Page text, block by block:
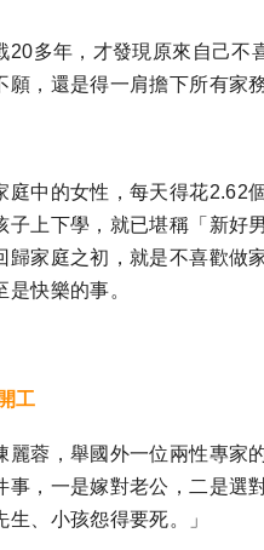
20多年，才發現原來自己
，還是得一肩擔下所有家務
庭中的女性，每天得花2.62
子上下學，就已堪稱「新好
歸家庭之初，就是不喜歡做
快樂的事。
工
麗蓉，舉國外一位兩性專家
事，一是嫁對老公，二是選
、小孩怨得要死。」